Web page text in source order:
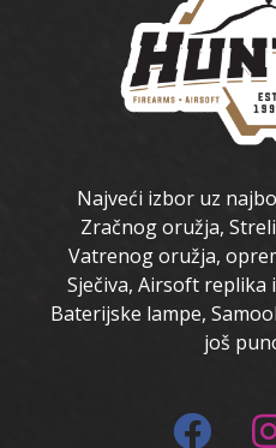
Najveći izbor uz
Zračnog oružja,
Vatrenog oružja,
Sječiva, Airsoft replika
Baterijske lampe,
još